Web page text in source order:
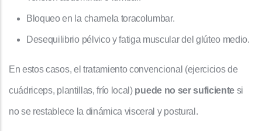
Bloqueo en la charnela toracolumbar.
Desequilibrio pélvico y fatiga muscular del glúteo medio.
En estos casos, el tratamiento convencional (ejercicios de
cuádriceps, plantillas, frío local) puede no ser suficiente si
no se restablece la dinámica visceral y postural.